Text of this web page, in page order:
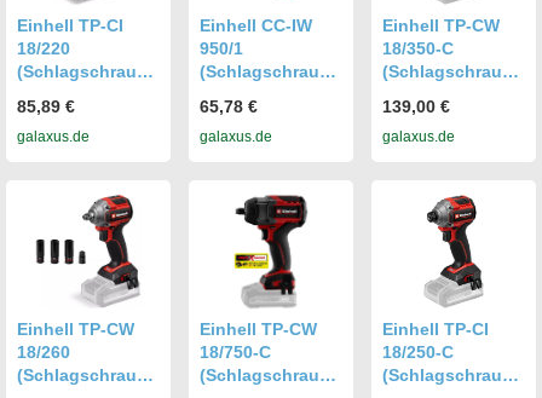
Einhell TP-CI
18/220
(Schlagschraube
85,89 €
galaxus.de
Einhell CC-IW
950/1
(Schlagschraube
65,78 €
galaxus.de
Einhell TP-CW
18/350-C
(Schlagschraube
139,00 €
galaxus.de
Einhell TP-CW
18/260
(Schlagschraube
Einhell TP-CW
18/750-C
(Schlagschraube
Einhell TP-CI
18/250-C
(Schlagschraube